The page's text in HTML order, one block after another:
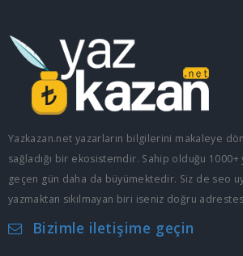
Yazkazan.net yazarların bilgilerini makaleye
sağladığı bir ekosistemdir. Sahip olduğu
geçen gün daha da büyümektedir. Siz de seo
yazmaktan sıkılmayan biri iseniz doğru
Bizimle iletişime geçin